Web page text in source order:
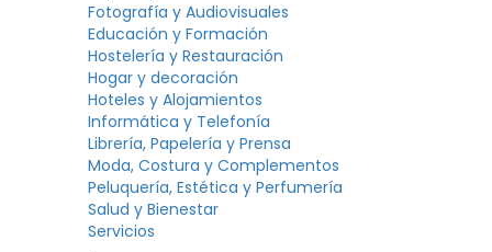
Fotografía y Audiovisuales
Educación y Formación
Hostelería y Restauración
Hogar y decoración
Hoteles y Alojamientos
Informática y Telefonía
Librería, Papelería y Prensa
Moda, Costura y Complementos
Peluquería, Estética y Perfumería
Salud y Bienestar
Servicios